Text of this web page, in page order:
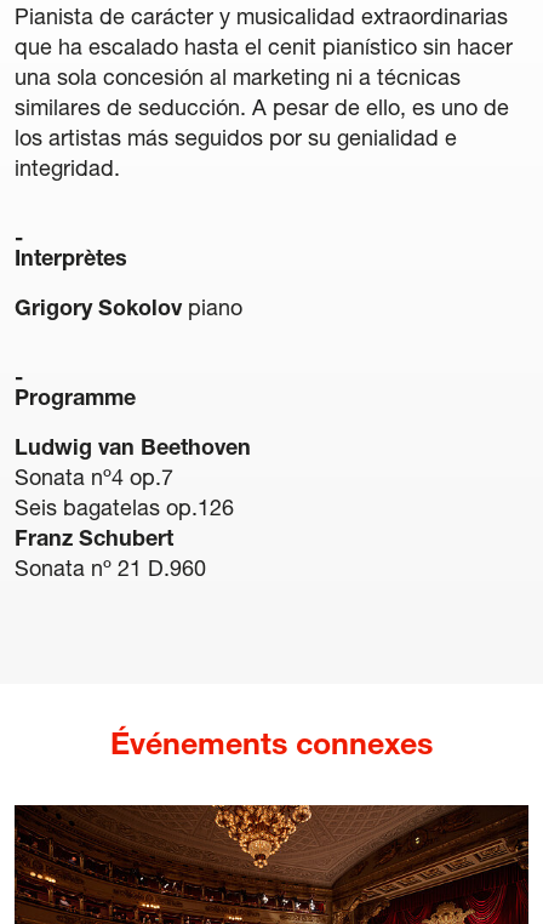
Amis
Informations
Contact
Politique de confidentialité
Politique de Cookies
Conditions générales d’achat de billets
Pianista de carácter y musicalidad extraordinarias
que ha escalado hasta el cenit pianístico sin hacer
una sola concesión al marketing ni a técnicas
similares de seducción. A pesar de ello, es uno de
los artistas más seguidos por su genialidad e
integridad.
Interprètes
Grigory Sokolov piano
Programme
Ludwig van Beethoven
Sonata nº4 op.7
Seis bagatelas op.126
Franz Schubert
Sonata nº 21 D.960
Événements connexes